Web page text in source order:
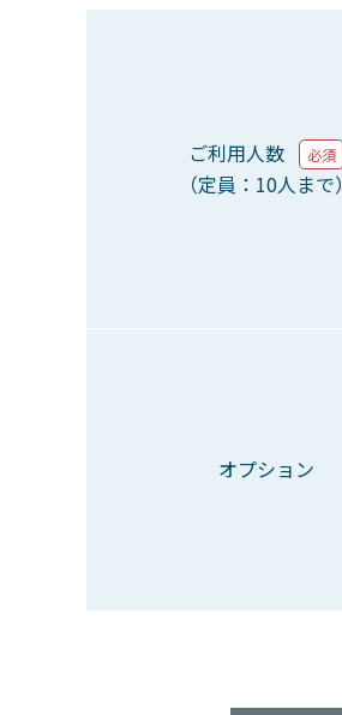
ご利用人数 必須
（定員：10人まで）
オプション